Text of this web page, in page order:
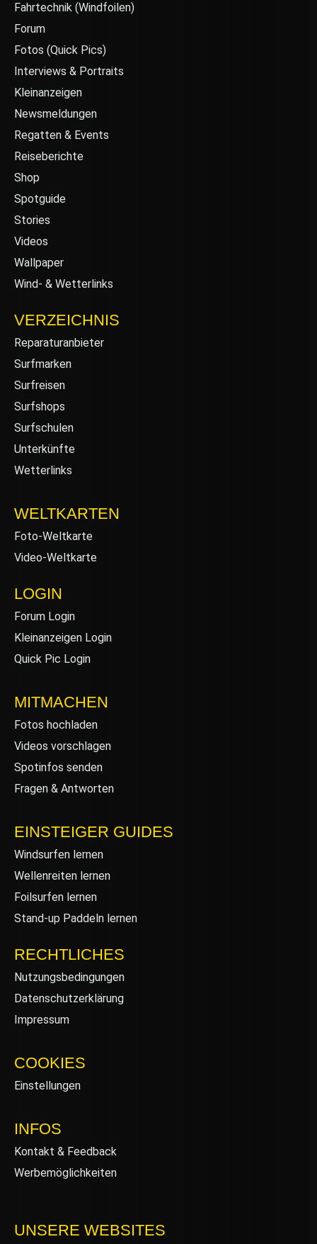
Fahrtechnik (Windfoilen)
Forum
Fotos (Quick Pics)
Interviews & Portraits
Kleinanzeigen
Newsmeldungen
Regatten & Events
Reiseberichte
Shop
Spotguide
Stories
Videos
Wallpaper
Wind- & Wetterlinks
VERZEICHNIS
Reparaturanbieter
Surfmarken
Surfreisen
Surfshops
Surfschulen
Unterkünfte
Wetterlinks
WELTKARTEN
Foto-Weltkarte
Video-Weltkarte
LOGIN
Forum Login
Kleinanzeigen Login
Quick Pic Login
MITMACHEN
Fotos hochladen
Videos vorschlagen
Spotinfos senden
Fragen & Antworten
EINSTEIGER GUIDES
Windsurfen lernen
Wellenreiten lernen
Foilsurfen lernen
Stand-up Paddeln lernen
RECHTLICHES
Nutzungsbedingungen
Datenschutzerklärung
Impressum
COOKIES
Einstellungen
INFOS
Kontakt & Feedback
Werbemöglichkeiten
UNSERE WEBSITES